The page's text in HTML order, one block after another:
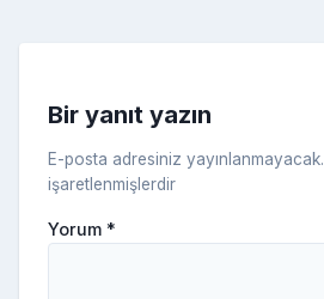
ki
Bir yanıt yazın
E-posta adresiniz yayınlanmayacak.
işaretlenmişlerdir
Yorum *